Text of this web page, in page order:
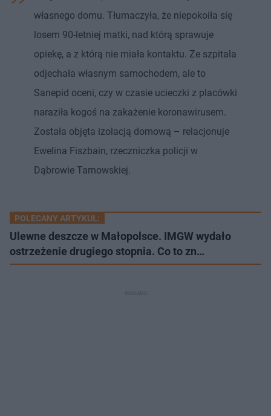
własnego domu. Tłumaczyła, że niepokoiła się
losem 90-letniej matki, nad którą sprawuje
opiekę, a z którą nie miała kontaktu. Ze szpitala
odjechała własnym samochodem, ale to
Sanepid oceni, czy w czasie ucieczki z placówki
naraziła kogoś na zakażenie koronawirusem.
Została objęta izolacją domową – relacjonuje
Ewelina Fiszbain, rzeczniczka policji w
Dąbrowie Tarnowskiej.
POLECANY ARTYKUŁ:
Ulewne deszcze w Małopolsce. IMGW wydało
ostrzeżenie drugiego stopnia. Co to zn…